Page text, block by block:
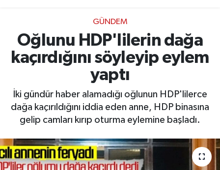
GÜNDEM
Oğlunu HDP'lilerin dağa
kaçırdığını söyleyip eylem
yaptı
İki gündür haber alamadığı oğlunun HDP'lilerce
dağa kaçırıldığını iddia eden anne, HDP binasına
gelip camları kırıp oturma eylemine başladı.
Süper Lig Puan Durumu ve Fikstür
Tüm Manşetler
Haber Arşivi